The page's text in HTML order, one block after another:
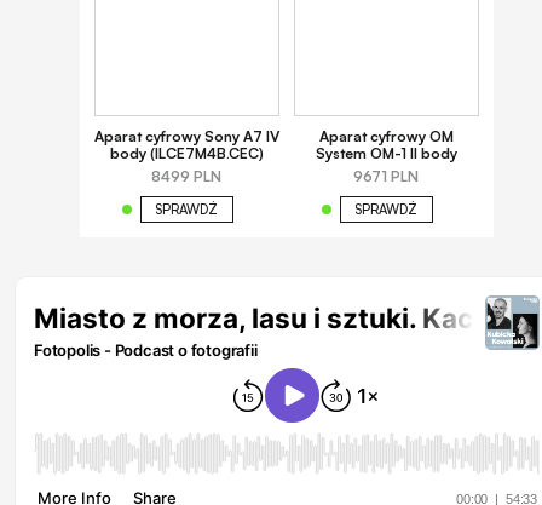
Aparat cyfrowy Sony A7 IV
body (ILCE7M4B.CEC)
8499 PLN
SPRAWDŹ
Aparat cyfrowy OM
System OM-1 II body
9671 PLN
SPRAWDŹ